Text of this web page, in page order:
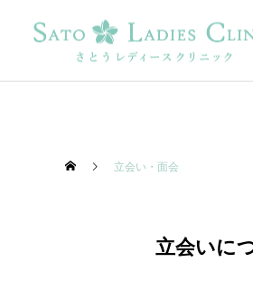
立会い・面会
立会いに